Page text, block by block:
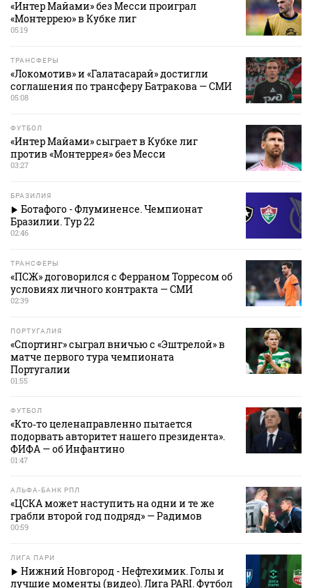
«Интер Майами» без Месси проиграл
«Монтеррею» в Кубке лиг
05:19
ТРАНСФЕРЫ
«Локомотив» и «Галатасарай» достигли
соглашения по трансферу Батракова — СМИ
05:08
ФУТБОЛ
«Интер Майами» сыграет в Кубке лиг
против «Монтеррея» без Месси
03:27
БРАЗИЛИЯ
Ботафого - Флуминенсе. Чемпионат
Бразилии. Тур 22
02:46
ТРАНСФЕРЫ
«ПСЖ» договорился с Ферраном Торресом об
условиях личного контракта — СМИ
02:39
ПОРТУГАЛИЯ
«Спортинг» сыграл вничью с «Эштрелой» в
матче первого тура чемпионата
Португалии
01:55
ФУТБОЛ
«Кто‑то целенаправленно пытается
подорвать авторитет нашего президента».
ФИФА — об Инфантино
01:47
АЛЬФА-БАНК РПЛ
«ЦСКА может наступить на одни и те же
грабли второй год подряд» — Радимов
00:59
ЛИГА ПАРИ
Нижний Новгород - Нефтехимик. Голы и
лучшие моменты (видео). Лига PARI. Футбол